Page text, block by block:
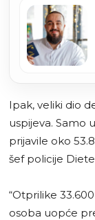
Ipak, veliki dio
uspijeva. Samo
prijavile oko
šef policije
“Otprilike
osoba uopće